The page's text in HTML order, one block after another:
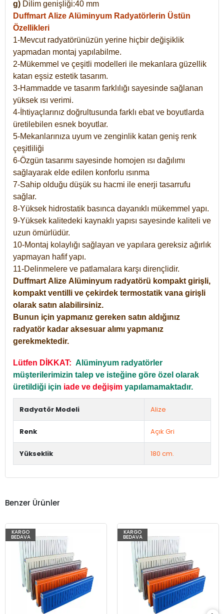
g) Dilim genişliği:40 mm
Duffmart Alize Alüminyum Radyatörlerin Üstün
Özellikleri
1-Mevcut radyatörünüzün yerine hiçbir değişiklik
yapmadan montaj yapılabilme.
2-Mükemmel ve çeşitli modelleri ile mekanlara güzellik
katan eşsiz estetik tasarım.
3-Hammadde ve tasarım farklılığı sayesinde sağlanan
yüksek ısı verimi.
4-İhtiyaçlarınız doğrultusunda farklı ebat ve boyutlarda
üretilebilen esnek boyutlar.
5-Mekanlarınıza uyum ve zenginlik katan geniş renk
çeşitliliği
6-Özgün tasarımı sayesinde homojen ısı dağılımı
sağlayarak elde edilen konforlu ısınma
7-Sahip olduğu düşük su hacmi ile enerji tasarrufu
sağlar.
8-Yüksek hidrostatik basınca dayanıklı mükemmel yapı.
9-Yüksek kalitedeki kaynaklı yapısı sayesinde kaliteli ve
uzun ömürlüdür.
10-Montaj kolaylığı sağlayan ve yapılara gereksiz ağırlık
yapmayan hafif yapı.
11-Delinmelere ve patlamalara karşı dirençlidir.
Duffmart Alize Alüminyum radyatörü kompakt girişli,
kompakt ventilli ve çekirdek termostatik vana girişli
olarak satın alabilirsiniz.
Bunun için yapmanız gereken satın aldığınız
radyatör kadar aksesuar alımı yapmanız
gerekmektedir.
Lütfen DİKKAT: Alüminyum radyatörler
müşterilerimizin talep ve isteğine göre özel olarak
üretildiği için iade ve değişim yapılamamaktadır.
Radyatör Modeli Alize
Renk Açık Gri
Yükseklik 180 cm.
Benzer Ürünler
KARGO
BEDAVA
KARGO
BEDAVA